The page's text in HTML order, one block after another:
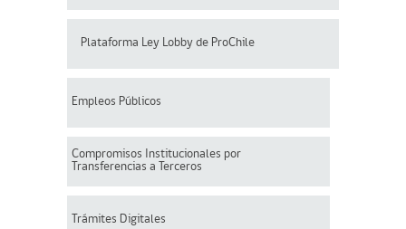
Plataforma Ley Lobby de ProChile
Empleos Públicos
Compromisos Institucionales por
Transferencias a Terceros
Trámites Digitales